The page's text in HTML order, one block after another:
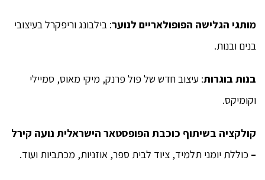
מותגי הגלישה הפופולאריים לנוער: בילבונג וריפקרל בעיצובי
בנים ובנות.
בנות בוגרות: עיצוב חדש של פול פרנק, מיקי מאוס, סמיילי
וקומיקס.
קולקציה בשיתוף כוכבת הפופסטאר הישראלית נועה קירל
– כוללת יומני תלמיד, ציוד לבית ספר, אוזניות, מכתביות ועוד.